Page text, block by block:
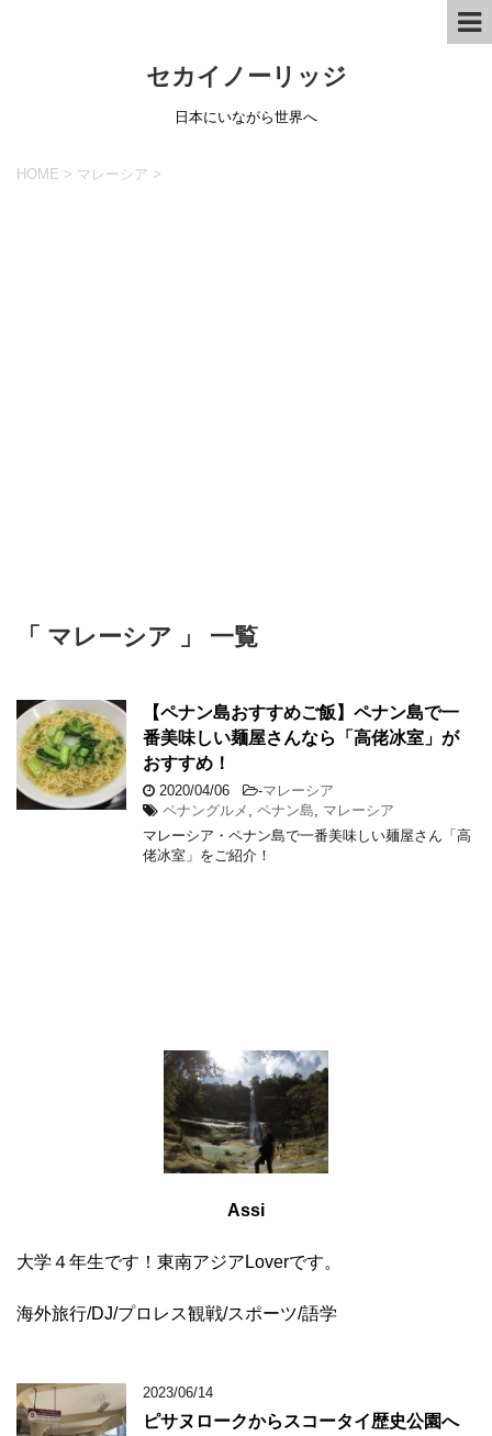
セカイノーリッジ
日本にいながら世界へ
HOME > マレーシア >
「 マレーシア 」 一覧
【ペナン島おすすめご飯】ペナン島で一
番美味しい麺屋さんなら「高佬冰室」が
おすすめ！
2020/04/06 -マレーシア
ペナングルメ
ペナン島
マレーシア
マレーシア・ペナン島で一番美味しい麺屋さん「高
佬冰室」をご紹介！
Assi
大学４年生です！東南アジアLoverです。
海外旅行/DJ/プロレス観戦/スポーツ/語学
2023/06/14
ピサヌロークからスコータイ歴史公園へ